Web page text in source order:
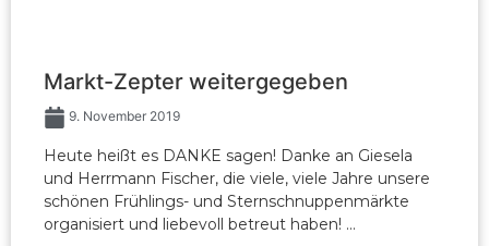
Markt-Zepter weitergegeben
9. November 2019
Heute heißt es DANKE sagen! Danke an Giesela
und Herrmann Fischer, die viele, viele Jahre unsere
schönen Frühlings- und Sternschnuppenmärkte
organisiert und liebevoll betreut haben! ...